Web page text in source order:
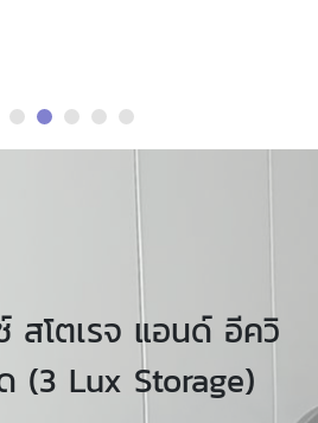
สโตเรจ แอนด์ อีควิ
(3 Lux Storage)